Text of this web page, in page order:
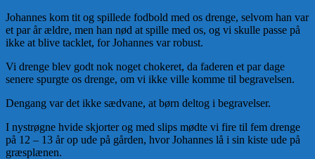
Johannes kom tit og spillede fodbold med os drenge, selvom han var
et par år ældre, men han nød at spille med os, og vi skulle passe på
ikke at blive tacklet, for Johannes var robust.
Vi drenge blev godt nok noget chokeret, da faderen et par dage
senere spurgte os drenge, om vi ikke ville komme til begravelsen.
Dengang var det ikke sædvane, at børn deltog i begravelser.
I nystrøgne hvide skjorter og med slips mødte vi fire til fem drenge
på 12 – 13 år op ude på gården, hvor Johannes lå i sin kiste ude på
græsplænen.